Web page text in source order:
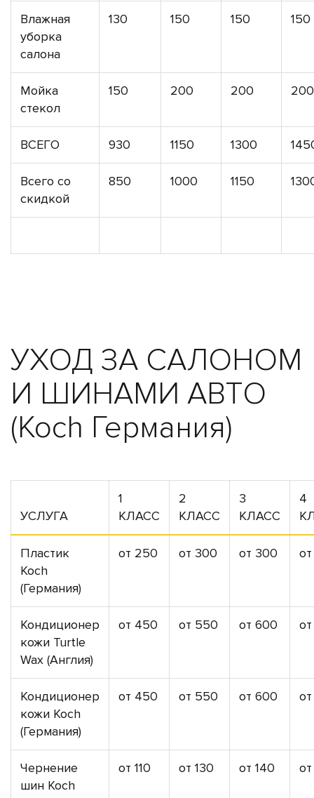
Влажная
уборка
салона
130 150 150 150
Мойка
стекол
150 200 200 200
ВСЕГО 930 1150 1300
Всего со
скидкой
850 1000 1150
УХОД ЗА САЛОНОМ
И ШИНАМИ АВТО
(Koch Германия)
УСЛУГА
1
КЛАСС
2
КЛАСС
3
КЛАСС
4
Пластик
Koch
(Германия)
от 250 от 300 от 300
Кондиционер
кожи Turtle
Wax (Англия)
от 450 от 550 от 600
Кондиционер
кожи Koch
(Германия)
от 450 от 550 от 600
Чернение
шин Koch
от 110 от 130 от 140